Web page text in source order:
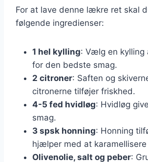
For at lave denne lækre ret skal
følgende ingredienser:
1 hel kylling: Vælg en kylling
for den bedste smag.
2 citroner: Saften og
citronerne tilføjer friskhed.
4-5 fed hvidløg: Hvidløg
smag.
3 spsk honning: Honning
hjælper med at karamellisere
Olivenolie, salt og peber: